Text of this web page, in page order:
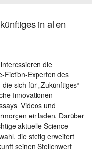
in allen
die
Fiction-Experten des
sich für „Zukünftiges“
Innovationen
Videos und
einladen. Darüber
aktuelle Science-
die stetig erweitert
seinen Stellenwert